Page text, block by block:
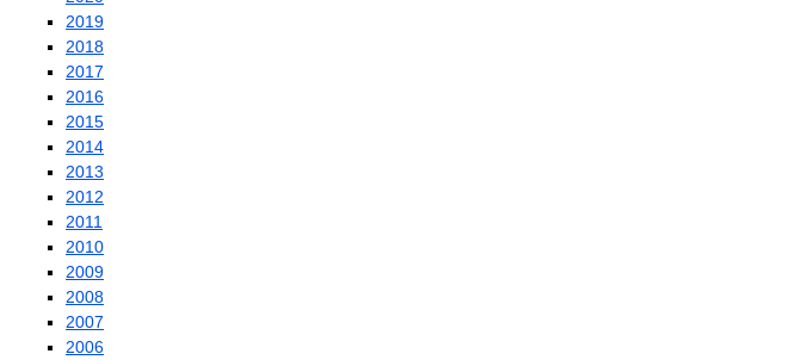
2019
2018
2017
2016
2015
2014
2013
2012
2011
2010
2009
2008
2007
2006